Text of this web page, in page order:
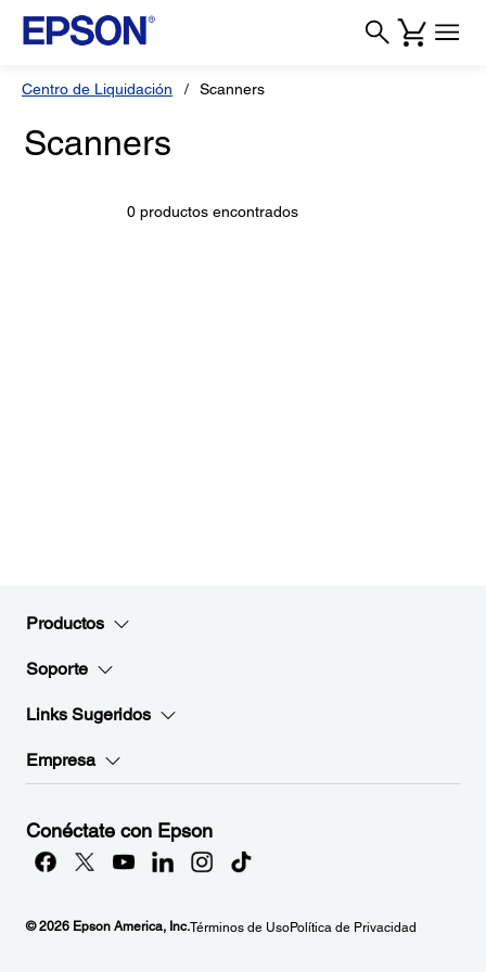
Centro de Liquidación Scanners
Scanners
0 productos encontrados
Productos
Soporte
Links Sugeridos
Empresa
Conéctate con Epson
© 2026 Epson America, Inc.Términos de UsoPolítica de Privacidad